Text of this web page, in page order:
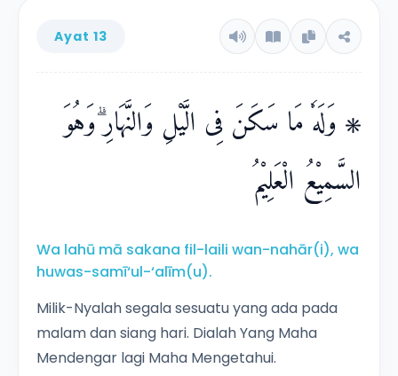
Ayat 13
۞ وَلَهٗ مَا سَكَنَ فِى الَّيْلِ وَالنَّهَارِ ۗوَهُوَ
السَّمِيْعُ الْعَلِيْمُ
Wa lahū mā sakana fil-laili wan-nahār(i), wa
huwas-samī‘ul-‘alīm(u).
Milik-Nyalah segala sesuatu yang ada pada
malam dan siang hari. Dialah Yang Maha
Mendengar lagi Maha Mengetahui.